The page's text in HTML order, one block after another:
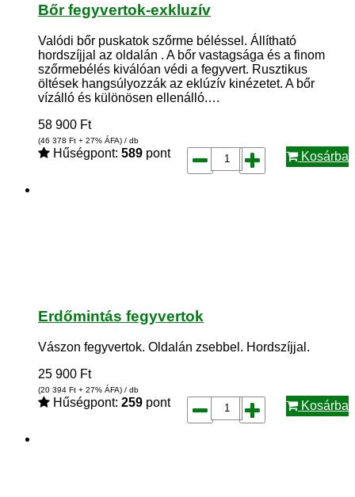
Bőr fegyvertok-exkluzív
Valódi bőr puskatok szőrme béléssel. Állítható
hordszíjjal az oldalán . A bőr vastagsága és a finom
szőrmebélés kiválóan védi a fegyvert. Rusztikus
öltések hangsúlyozzák az eklúzív kinézetet. A bőr
vízálló és különösen ellenálló.…
58 900 Ft
(46 378 Ft + 27% ÁFA) / db
Hűségpont: 589 pont Kosárba
Erdőmintás fegyvertok
Vászon fegyvertok. Oldalán zsebbel. Hordszíjjal.
25 900 Ft
(20 394 Ft + 27% ÁFA) / db
Hűségpont: 259 pont Kosárba